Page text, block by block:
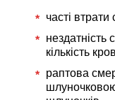
часті втрати
нездатність
кількість
раптова